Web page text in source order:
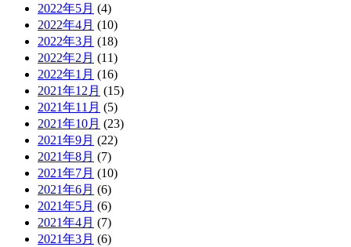
2022年5月 (4)
2022年4月 (10)
2022年3月 (18)
2022年2月 (11)
2022年1月 (16)
2021年12月 (15)
2021年11月 (5)
2021年10月 (23)
2021年9月 (22)
2021年8月 (7)
2021年7月 (10)
2021年6月 (6)
2021年5月 (6)
2021年4月 (7)
2021年3月 (6)